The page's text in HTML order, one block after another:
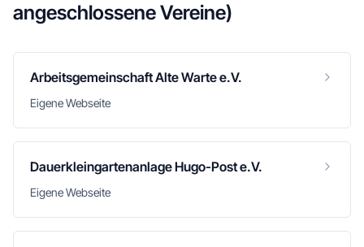
angeschlossene Vereine)
Arbeitsgemeinschaft Alte Warte e.V.
Eigene Webseite
Dauerkleingartenanlage Hugo-Post e.V.
Eigene Webseite